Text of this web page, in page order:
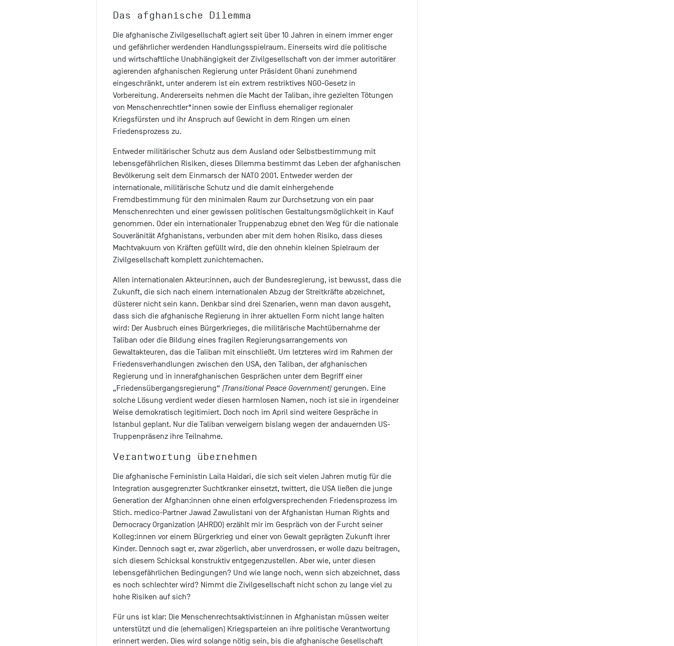
Das afghanische Dilemma
Die afghanische Zivilgesellschaft agiert seit über 10 Jahren in einem immer enger
und gefährlicher werdenden Handlungsspielraum. Einerseits wird die politische
und wirtschaftliche Unabhängigkeit der Zivilgesellschaft von der immer autoritärer
agierenden afghanischen Regierung unter Präsident Ghani zunehmend
eingeschränkt, unter anderem ist ein extrem restriktives NGO-Gesetz in
Vorbereitung. Andererseits nehmen die Macht der Taliban, ihre gezielten Tötungen
von Menschenrechtler*innen sowie der Einfluss ehemaliger regionaler
Kriegsfürsten und ihr Anspruch auf Gewicht in dem Ringen um einen
Friedensprozess zu.
Entweder militärischer Schutz aus dem Ausland oder Selbstbestimmung mit
lebensgefährlichen Risiken, dieses Dilemma bestimmt das Leben der afghanischen
Bevölkerung seit dem Einmarsch der NATO 2001. Entweder werden der
internationale, militärische Schutz und die damit einhergehende
Fremdbestimmung für den minimalen Raum zur Durchsetzung von ein paar
Menschenrechten und einer gewissen politischen Gestaltungsmöglichkeit in Kauf
genommen. Oder ein internationaler Truppenabzug ebnet den Weg für die nationale
Souveränität Afghanistans, verbunden aber mit dem hohen Risiko, dass dieses
Machtvakuum von Kräften gefüllt wird, die den ohnehin kleinen Spielraum der
Zivilgesellschaft komplett zunichtemachen.
Allen internationalen Akteur:innen, auch der Bundesregierung, ist bewusst, dass die
Zukunft, die sich nach einem internationalen Abzug der Streitkräfte abzeichnet,
düsterer nicht sein kann. Denkbar sind drei Szenarien, wenn man davon ausgeht,
dass sich die afghanische Regierung in ihrer aktuellen Form nicht lange halten
wird: Der Ausbruch eines Bürgerkrieges, die militärische Machtübernahme der
Taliban oder die Bildung eines fragilen Regierungsarrangements von
Gewaltakteuren, das die Taliban mit einschließt. Um letzteres wird im Rahmen der
Friedensverhandlungen zwischen den USA, den Taliban, der afghanischen
Regierung und in innerafghanischen Gesprächen unter dem Begriff einer
„Friedensübergangsregierung“ (Transitional Peace Government) gerungen. Eine
solche Lösung verdient weder diesen harmlosen Namen, noch ist sie in irgendeiner
Weise demokratisch legitimiert. Doch noch im April sind weitere Gespräche in
Istanbul geplant. Nur die Taliban verweigern bislang wegen der andauernden US-
Truppenpräsenz ihre Teilnahme.
Verantwortung übernehmen
Die afghanische Feministin Laila Haidari, die sich seit vielen Jahren mutig für die
Integration ausgegrenzter Suchtkranker einsetzt, twittert, die USA ließen die junge
Generation der Afghan:innen ohne einen erfolgversprechenden Friedensprozess im
Stich. medico-Partner Jawad Zawulistani von der Afghanistan Human Rights and
Democracy Organization (AHRDO) erzählt mir im Gespräch von der Furcht seiner
Kolleg:innen vor einem Bürgerkrieg und einer von Gewalt geprägten Zukunft ihrer
Kinder. Dennoch sagt er, zwar zögerlich, aber unverdrossen, er wolle dazu beitragen,
sich diesem Schicksal konstruktiv entgegenzustellen. Aber wie, unter diesen
lebensgefährlichen Bedingungen? Und wie lange noch, wenn sich abzeichnet, dass
es noch schlechter wird? Nimmt die Zivilgesellschaft nicht schon zu lange viel zu
hohe Risiken auf sich?
Für uns ist klar: Die Menschenrechtsaktivist:innen in Afghanistan müssen weiter
unterstützt und die (ehemaligen) Kriegsparteien an ihre politische Verantwortung
erinnert werden. Dies wird solange nötig sein, bis die afghanische Gesellschaft